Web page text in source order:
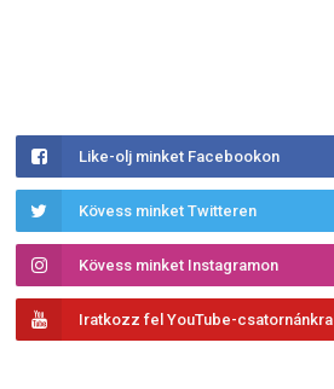
Like-olj minket Facebookon
Kövess minket Twitteren
Kövess minket Instagramon
Iratkozz fel YouTube-csatornánkra